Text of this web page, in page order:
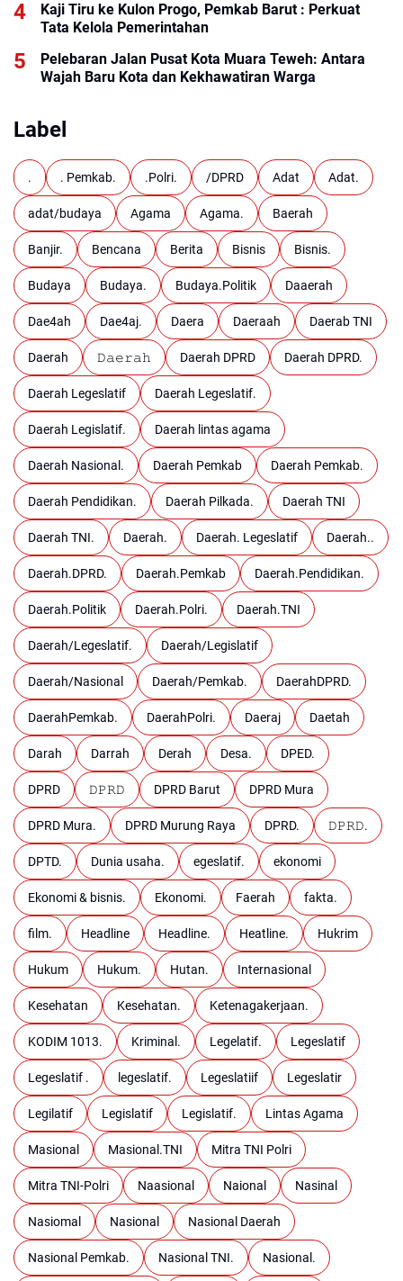
Kaji Tiru ke Kulon Progo, Pemkab Barut : Perkuat
Tata Kelola Pemerintahan
Pelebaran Jalan Pusat Kota Muara Teweh: Antara
Wajah Baru Kota dan Kekhawatiran Warga
Label
. . Pemkab. .Polri. /DPRD Adat Adat.
adat/budaya Agama Agama. Baerah
Banjir. Bencana Berita Bisnis Bisnis.
Budaya Budaya. Budaya.Politik Daaerah
Dae4ah Dae4aj. Daera Daeraah Daerab TNI
Daerah 𝙳𝚊𝚎𝚛𝚊𝚑 Daerah DPRD Daerah DPRD.
Daerah Legeslatif Daerah Legeslatif.
Daerah Legislatif. Daerah lintas agama
Daerah Nasional. Daerah Pemkab Daerah Pemkab.
Daerah Pendidikan. Daerah Pilkada. Daerah TNI
Daerah TNI. Daerah. Daerah. Legeslatif Daerah..
Daerah.DPRD. Daerah.Pemkab Daerah.Pendidikan.
Daerah.Politik Daerah.Polri. Daerah.TNI
Daerah/Legeslatif. Daerah/Legislatif
Daerah/Nasional Daerah/Pemkab. DaerahDPRD.
DaerahPemkab. DaerahPolri. Daeraj Daetah
Darah Darrah Derah Desa. DPED.
DPRD 𝙳𝙿𝚁𝙳 DPRD Barut DPRD Mura
DPRD Mura. DPRD Murung Raya DPRD. 𝙳𝙿𝚁𝙳.
DPTD. Dunia usaha. egeslatif. ekonomi
Ekonomi & bisnis. Ekonomi. Faerah fakta.
film. Headline Headline. Heatline. Hukrim
Hukum Hukum. Hutan. Internasional
Kesehatan Kesehatan. Ketenagakerjaan.
KODIM 1013. Kriminal. Legelatif. Legeslatif
Legeslatif . legeslatif. Legeslatiif Legeslatir
Legilatif Legislatif Legislatif. Lintas Agama
Masional Masional.TNI Mitra TNI Polri
Mitra TNI-Polri Naasional Naional Nasinal
Nasiomal Nasional Nasional Daerah
Nasional Pemkab. Nasional TNI. Nasional.